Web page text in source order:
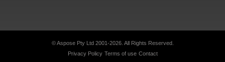
© Aspose Pty Ltd 2001-2026. All Rights Reserved.
Privacy Policy Terms of use Contact